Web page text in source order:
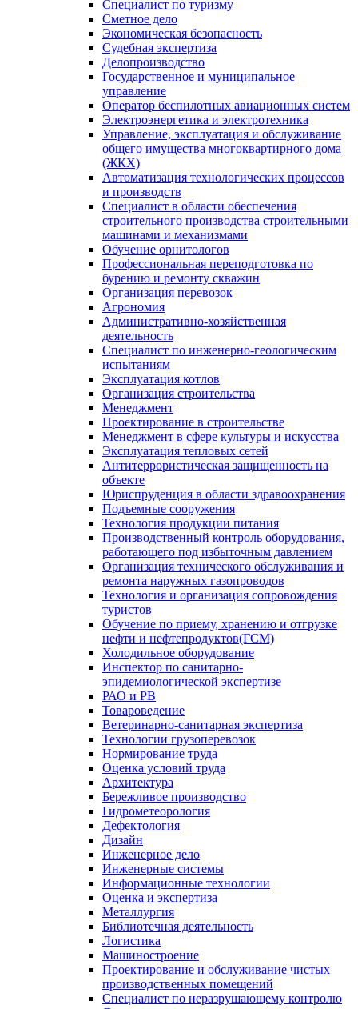
Специалист по туризму
Сметное дело
Экономическая безопасность
Судебная экспертиза
Делопроизводство
Государственное и муниципальное
управление
Оператор беспилотных авиационных систем
Электроэнергетика и электротехника
Управление, эксплуатация и обслуживание
общего имущества многоквартирного дома
(ЖКХ)
Автоматизация технологических процессов
и производств
Специалист в области обеспечения
строительного производства строительными
машинами и механизмами
Обучение орнитологов
Профессиональная переподготовка по
бурению и ремонту скважин
Организация перевозок
Агрономия
Административно-хозяйственная
деятельность
Специалист по инженерно-геологическим
испытаниям
Эксплуатация котлов
Организация строительства
Менеджмент
Проектирование в строительстве
Менеджмент в сфере культуры и искусства
Эксплуатация тепловых сетей
Антитеррористическая защищенность на
объекте
Юриспруденция в области здравоохранения
Подъемные сооружения
Технология продукции питания
Производственный контроль оборудования,
работающего под избыточным давлением
Организация технического обслуживания и
ремонта наружных газопроводов
Технология и организация сопровождения
туристов
Обучение по приему, хранению и отгрузке
нефти и нефтепродуктов(ГСМ)
Холодильное оборудование
Инспектор по санитарно-
эпидемиологической экспертизе
РАО и РВ
Товароведение
Ветеринарно-санитарная экспертиза
Технологии грузоперевозок
Нормирование труда
Оценка условий труда
Архитектура
Бережливое производство
Гидрометеорология
Дефектология
Дизайн
Инженерное дело
Инженерные системы
Информационные технологии
Оценка и экспертиза
Металлургия
Библиотечная деятельность
Логистика
Машиностроение
Проектирование и обслуживание чистых
производственных помещений
Специалист по неразрушающему контролю